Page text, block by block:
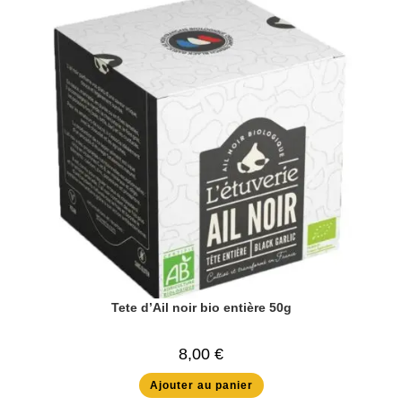
Tete d’Ail noir bio entière 50g
8,00 €
Ajouter au panier